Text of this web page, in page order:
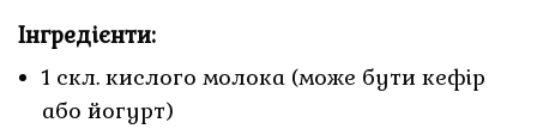
Інгредієнти:
1 скл. кислого молока (може бути кефір
або йогурт)